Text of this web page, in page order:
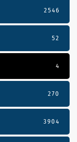
2546
52
4
270
3904